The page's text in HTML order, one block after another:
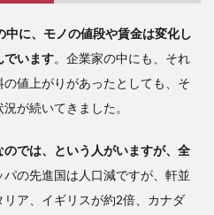
中に、モノの値段や賃金は変化し
でいます。企業家の中にも、それ
値上がりがあったとしても、そ
が続いてきました。
では、という人がいますが、全
パの先進国は人口減ですが、軒並
ア、イギリスが約2倍、カナダ